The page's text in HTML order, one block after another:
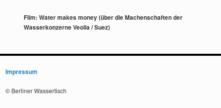
Film: Water makes money (über die Machenschaften der
Wasserkonzerne Veolia / Suez)
Impressum
© Berliner Wassertisch